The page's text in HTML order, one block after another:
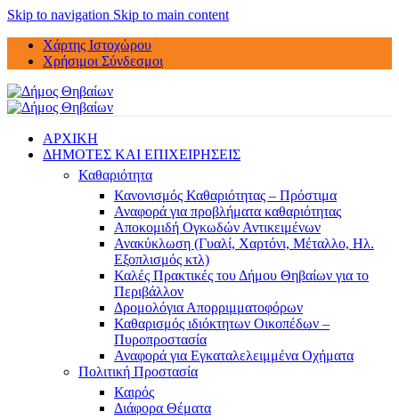
Skip to navigation Skip to main content
Χάρτης Ιστοχώρου
Χρήσιμοι Σύνδεσμοι
ΑΡΧΙΚΗ
ΔΗΜΟΤΕΣ ΚΑΙ ΕΠΙΧΕΙΡΗΣΕΙΣ
Καθαριότητα
Κανονισμός Καθαριότητας – Πρόστιμα
Αναφορά για προβλήματα καθαριότητας
Αποκομιδή Ογκωδών Αντικειμένων
Ανακύκλωση (Γυαλί, Χαρτόνι, Μέταλλο, Ηλ.
Εξοπλισμός κτλ)
Καλές Πρακτικές του Δήμου Θηβαίων για το
Περιβάλλον
Δρομολόγια Απορριμματοφόρων
Καθαρισμός ιδιόκτητων Οικοπέδων –
Πυροπροστασία
Αναφορά για Εγκαταλελειμμένα Οχήματα
Πολιτική Προστασία
Καιρός
Διάφορα Θέματα